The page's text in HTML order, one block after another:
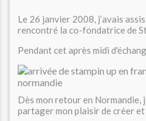
Le 26 janvier 2008, j’avais
rencontré la co-fondatrice de
Pendant cet après midi
Dès mon retour en Normandie,
partager mon plaisir de créer